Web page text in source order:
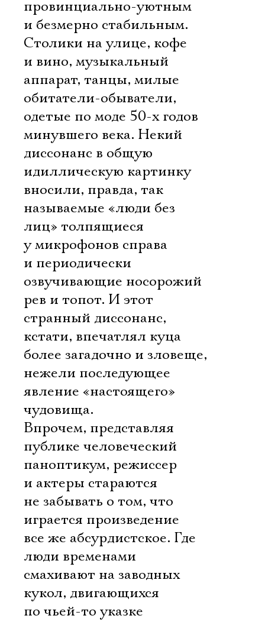
провинциально-уютным
и безмерно стабильным.
Столики на улице, кофе
и вино, музыкальный
аппарат, танцы, милые
обитатели-обыватели,
одетые по моде 50-х годов
минувшего века. Некий
диссонанс в общую
идиллическую картинку
вносили, правда, так
называемые «люди без
лиц» толпящиеся
у микрофонов справа
и периодически
озвучивающие носорожий
рев и топот. И этот
странный диссонанс,
кстати, впечатлял куца
более загадочно и зловеще,
нежели последующее
явление «настоящего»
чудовища.
Впрочем, представляя
публике человеческий
паноптикум, режиссер
и актеры стараются
не забывать о том, что
играется произведение
все же абсурдистское. Где
люди временами
смахивают на заводных
кукол, двигающихся
по чьей-то указке